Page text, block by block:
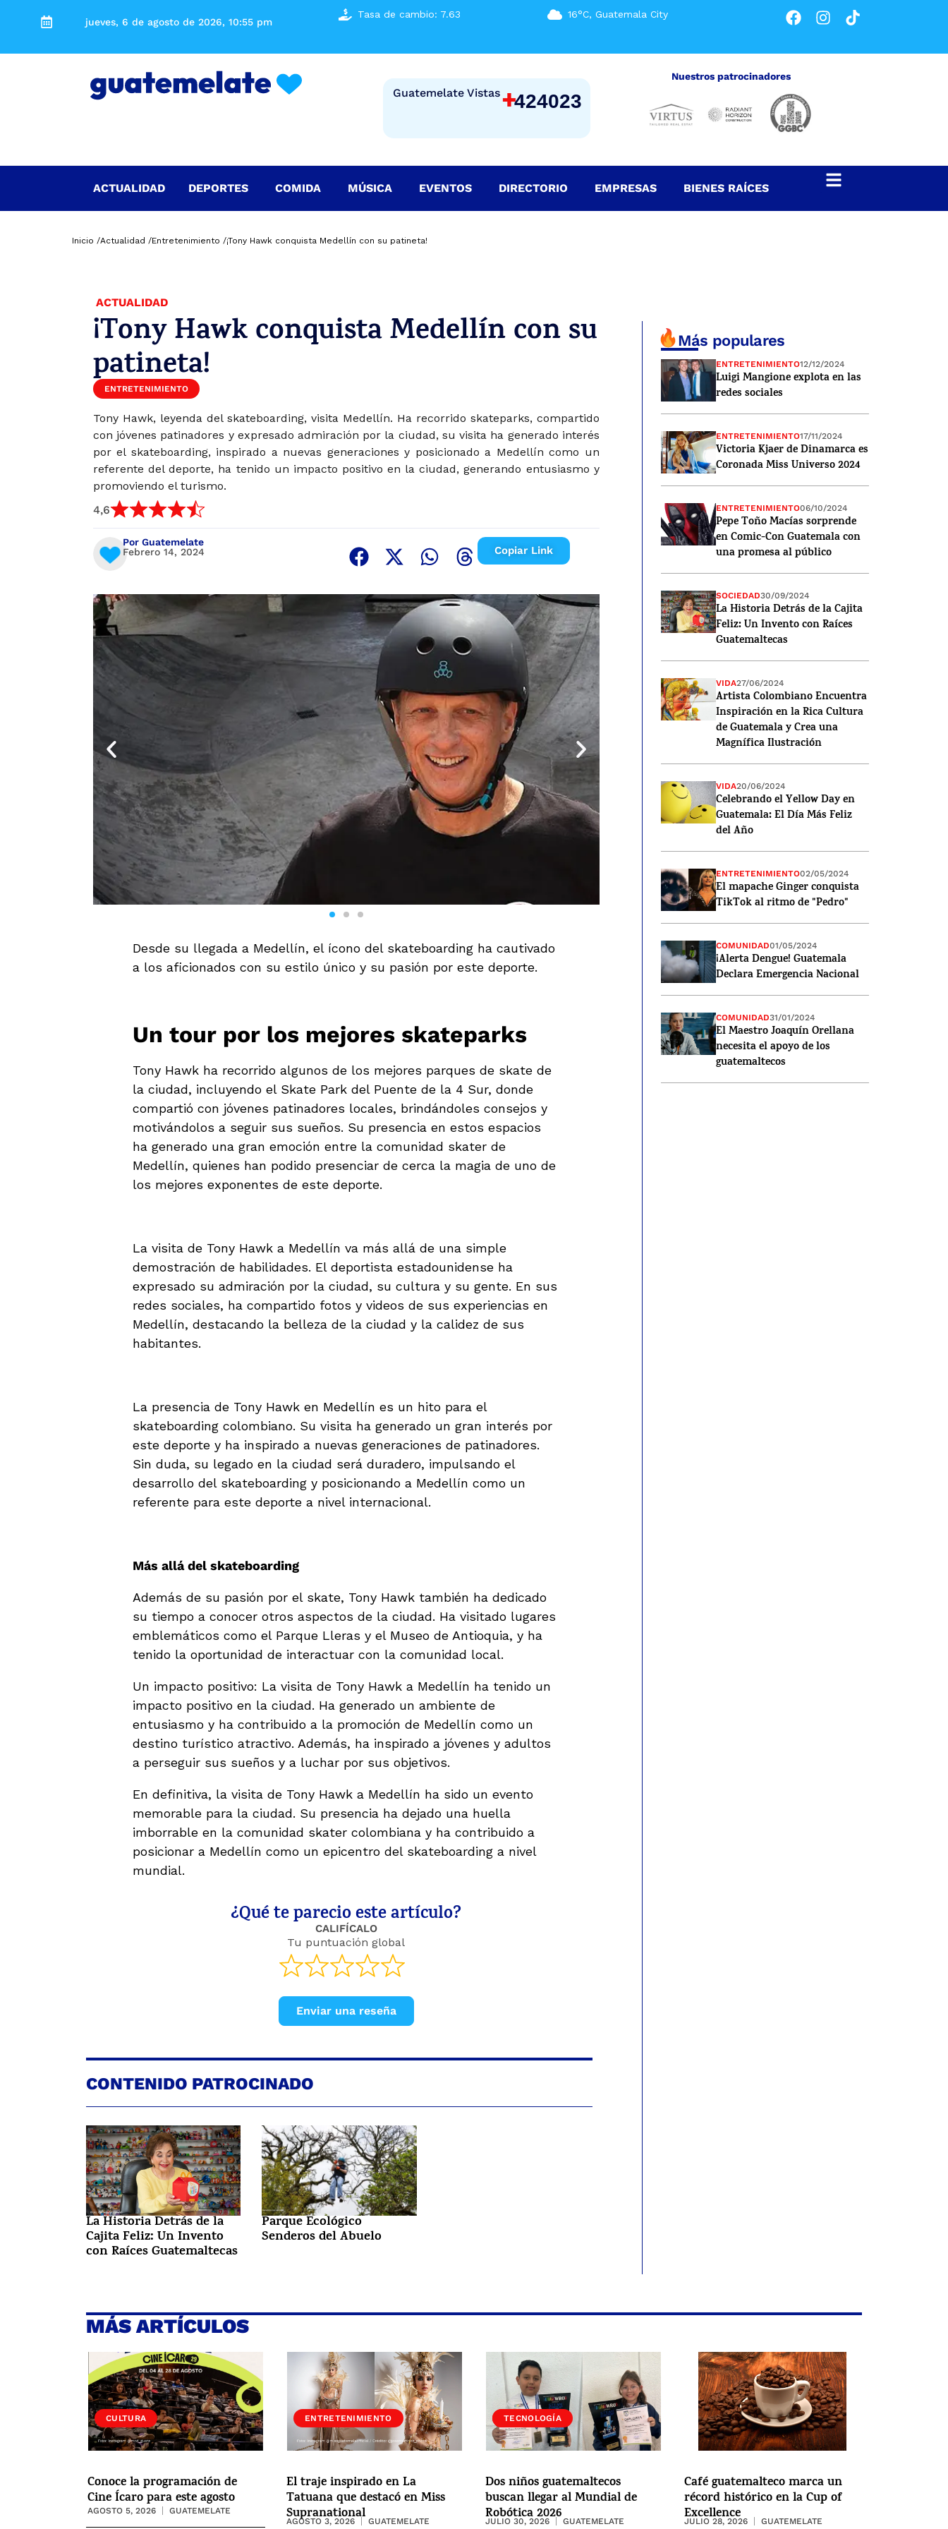
jueves, 6 de agosto de 2026, 10:55 pm
Tasa de cambio: 7.63 16°C, Guatemala City
Guatemelate Vistas +424023
Nuestros patrocinadores
ACTUALIDAD DEPORTES COMIDA MÚSICA EVENTOS DIRECTORIO EMPRESAS BIENES RAÍCES
Inicio /Actualidad /Entretenimiento /¡Tony Hawk conquista Medellín con su patineta!
ACTUALIDAD
¡Tony Hawk conquista Medellín con su
patineta!
ENTRETENIMIENTO
Tony Hawk, leyenda del skateboarding, visita Medellín. Ha recorrido skateparks, compartido
con jóvenes patinadores y expresado admiración por la ciudad, su visita ha generado interés
por el skateboarding, inspirado a nuevas generaciones y posicionado a Medellín como un
referente del deporte, ha tenido un impacto positivo en la ciudad, generando entusiasmo y
promoviendo el turismo.
4,6
Por Guatemelate
Febrero 14, 2024
Copiar Link
Desde su llegada a Medellín, el ícono del skateboarding ha cautivado
a los aficionados con su estilo único y su pasión por este deporte.
Un tour por los mejores skateparks
Tony Hawk ha recorrido algunos de los mejores parques de skate de
la ciudad, incluyendo el Skate Park del Puente de la 4 Sur, donde
compartió con jóvenes patinadores locales, brindándoles consejos y
motivándolos a seguir sus sueños. Su presencia en estos espacios
ha generado una gran emoción entre la comunidad skater de
Medellín, quienes han podido presenciar de cerca la magia de uno de
los mejores exponentes de este deporte.
La visita de Tony Hawk a Medellín va más allá de una simple
demostración de habilidades. El deportista estadounidense ha
expresado su admiración por la ciudad, su cultura y su gente. En sus
redes sociales, ha compartido fotos y videos de sus experiencias en
Medellín, destacando la belleza de la ciudad y la calidez de sus
habitantes.
La presencia de Tony Hawk en Medellín es un hito para el
skateboarding colombiano. Su visita ha generado un gran interés por
este deporte y ha inspirado a nuevas generaciones de patinadores.
Sin duda, su legado en la ciudad será duradero, impulsando el
desarrollo del skateboarding y posicionando a Medellín como un
referente para este deporte a nivel internacional.
Más allá del skateboarding
Además de su pasión por el skate, Tony Hawk también ha dedicado
su tiempo a conocer otros aspectos de la ciudad. Ha visitado lugares
emblemáticos como el Parque Lleras y el Museo de Antioquia, y ha
tenido la oportunidad de interactuar con la comunidad local.
Un impacto positivo: La visita de Tony Hawk a Medellín ha tenido un
impacto positivo en la ciudad. Ha generado un ambiente de
entusiasmo y ha contribuido a la promoción de Medellín como un
destino turístico atractivo. Además, ha inspirado a jóvenes y adultos
a perseguir sus sueños y a luchar por sus objetivos.
En definitiva, la visita de Tony Hawk a Medellín ha sido un evento
memorable para la ciudad. Su presencia ha dejado una huella
imborrable en la comunidad skater colombiana y ha contribuido a
posicionar a Medellín como un epicentro del skateboarding a nivel
mundial.
¿Qué te parecio este artículo?
CALIFÍCALO
Tu puntuación global
Enviar una reseña
CONTENIDO PATROCINADO
La Historia Detrás de la
Cajita Feliz: Un Invento
con Raíces Guatemaltecas
Parque Ecológico
Senderos del Abuelo
Más populares
ENTRETENIMIENTO12/12/2024
Luigi Mangione explota en las
redes sociales
ENTRETENIMIENTO17/11/2024
Victoria Kjaer de Dinamarca es
Coronada Miss Universo 2024
ENTRETENIMIENTO06/10/2024
Pepe Toño Macías sorprende
en Comic-Con Guatemala con
una promesa al público
SOCIEDAD30/09/2024
La Historia Detrás de la Cajita
Feliz: Un Invento con Raíces
Guatemaltecas
VIDA27/06/2024
Artista Colombiano Encuentra
Inspiración en la Rica Cultura
de Guatemala y Crea una
Magnífica Ilustración
VIDA20/06/2024
Celebrando el Yellow Day en
Guatemala: El Día Más Feliz
del Año
ENTRETENIMIENTO02/05/2024
El mapache Ginger conquista
TikTok al ritmo de "Pedro"
COMUNIDAD01/05/2024
¡Alerta Dengue! Guatemala
Declara Emergencia Nacional
COMUNIDAD31/01/2024
El Maestro Joaquín Orellana
necesita el apoyo de los
guatemaltecos
MÁS ARTÍCULOS
CULTURA
Conoce la programación de
Cine Ícaro para este agosto
AGOSTO 5, 2026 GUATEMELATE
ENTRETENIMIENTO
El traje inspirado en La
Tatuana que destacó en Miss
Supranational
AGOSTO 3, 2026 GUATEMELATE
SOCIEDAD
TECNOLOGÍA
Dos niños guatemaltecos
buscan llegar al Mundial de
Robótica 2026
JULIO 30, 2026 GUATEMELATE
Café guatemalteco marca un
récord histórico en la Cup of
Excellence
JULIO 28, 2026 GUATEMELATE